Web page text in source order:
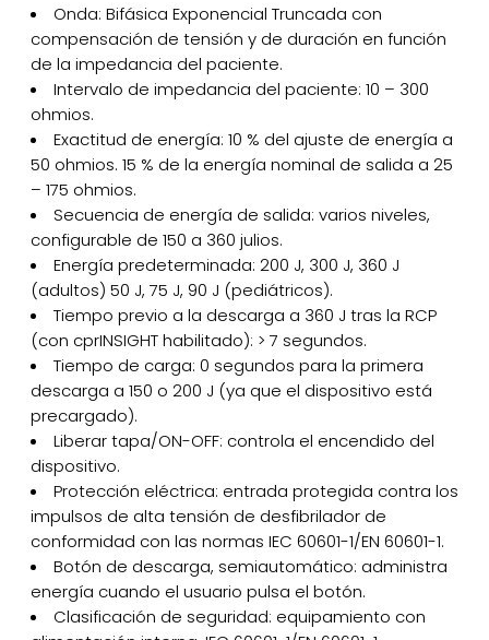
Onda: Bifásica Exponencial Truncada con
compensación de tensión y de duración en función
de la impedancia del paciente.
Intervalo de impedancia del paciente: 10 – 300
ohmios.
Exactitud de energía: 10 % del ajuste de energía a
50 ohmios. 15 % de la energía nominal de salida a 25
– 175 ohmios.
Secuencia de energía de salida: varios niveles,
configurable de 150 a 360 julios.
Energía predeterminada: 200 J, 300 J, 360 J
(adultos) 50 J, 75 J, 90 J (pediátricos).
Tiempo previo a la descarga a 360 J tras la RCP
(con cprINSIGHT habilitado): > 7 segundos.
Tiempo de carga: 0 segundos para la primera
descarga a 150 o 200 J (ya que el dispositivo está
precargado).
Liberar tapa/ON-OFF: controla el encendido del
dispositivo.
Protección eléctrica: entrada protegida contra los
impulsos de alta tensión de desfibrilador de
conformidad con las normas IEC 60601-1/EN 60601-1.
Botón de descarga, semiautomático: administra
energía cuando el usuario pulsa el botón.
Clasificación de seguridad: equipamiento con